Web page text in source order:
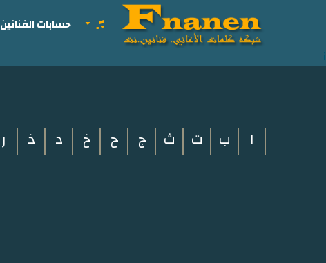
i
حسابات الفنانين
ا ب ت ث ج ح خ د ذ ر